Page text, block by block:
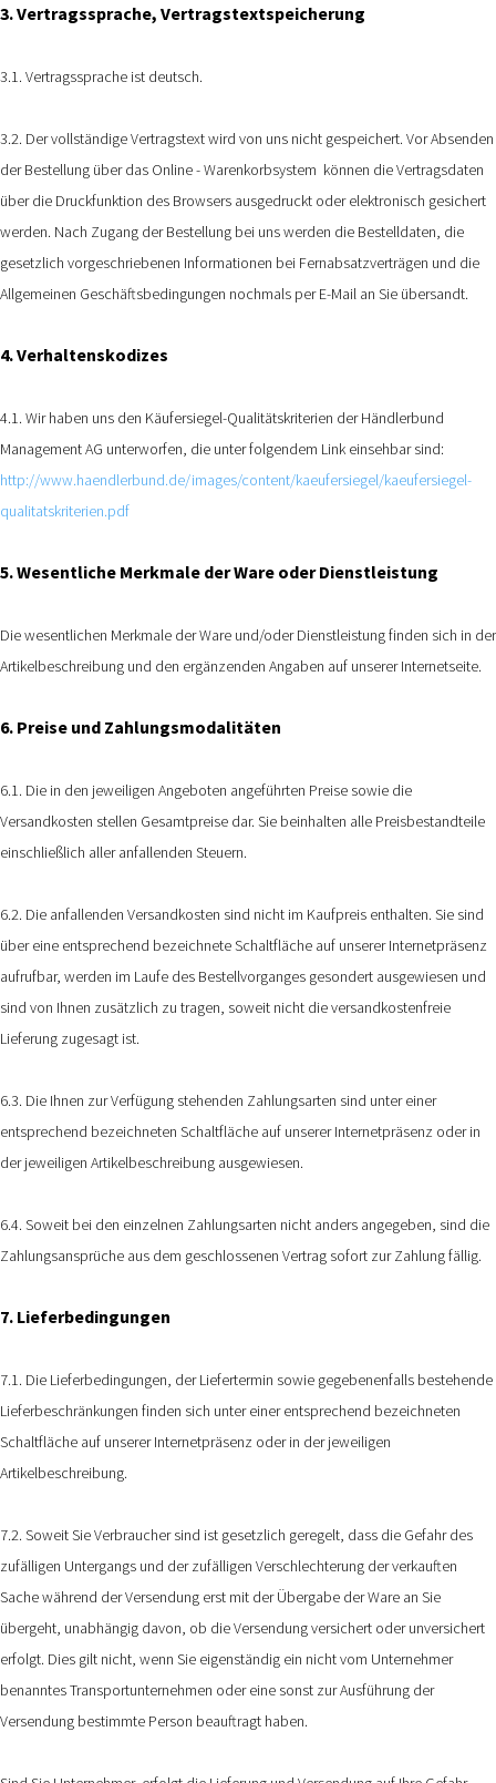
3. Vertragssprache, Vertragstextspeicherung
3.1. Vertragssprache ist deutsch.
3.2. Der vollständige Vertragstext wird von uns nicht gespeichert. Vor Absenden
der Bestellung über das Online - Warenkorbsystem können die Vertragsdaten
über die Druckfunktion des Browsers ausgedruckt oder elektronisch gesichert
werden. Nach Zugang der Bestellung bei uns werden die Bestelldaten, die
gesetzlich vorgeschriebenen Informationen bei Fernabsatzverträgen und die
Allgemeinen Geschäftsbedingungen nochmals per E-Mail an Sie übersandt.
4. Verhaltenskodizes
4.1. Wir haben uns den Käufersiegel-Qualitätskriterien der Händlerbund
Management AG unterworfen, die unter folgendem Link einsehbar sind:
http://www.haendlerbund.de/images/content/kaeufersiegel/kaeufersiegel-
qualitatskriterien.pdf
5. Wesentliche Merkmale der Ware oder Dienstleistung
Die wesentlichen Merkmale der Ware und/oder Dienstleistung finden sich in der
Artikelbeschreibung und den ergänzenden Angaben auf unserer Internetseite.
6. Preise und Zahlungsmodalitäten
6.1. Die in den jeweiligen Angeboten angeführten Preise sowie die
Versandkosten stellen Gesamtpreise dar. Sie beinhalten alle Preisbestandteile
einschließlich aller anfallenden Steuern.
6.2. Die anfallenden Versandkosten sind nicht im Kaufpreis enthalten. Sie sind
über eine entsprechend bezeichnete Schaltfläche auf unserer Internetpräsenz
aufrufbar, werden im Laufe des Bestellvorganges gesondert ausgewiesen und
sind von Ihnen zusätzlich zu tragen, soweit nicht die versandkostenfreie
Lieferung zugesagt ist.
6.3. Die Ihnen zur Verfügung stehenden Zahlungsarten sind unter einer
entsprechend bezeichneten Schaltfläche auf unserer Internetpräsenz oder in
der jeweiligen Artikelbeschreibung ausgewiesen.
6.4. Soweit bei den einzelnen Zahlungsarten nicht anders angegeben, sind die
Zahlungsansprüche aus dem geschlossenen Vertrag sofort zur Zahlung fällig.
7. Lieferbedingungen
7.1. Die Lieferbedingungen, der Liefertermin sowie gegebenenfalls bestehende
Lieferbeschränkungen finden sich unter einer entsprechend bezeichneten
Schaltfläche auf unserer Internetpräsenz oder in der jeweiligen
Artikelbeschreibung.
7.2. Soweit Sie Verbraucher sind ist gesetzlich geregelt, dass die Gefahr des
zufälligen Untergangs und der zufälligen Verschlechterung der verkauften
Sache während der Versendung erst mit der Übergabe der Ware an Sie
übergeht, unabhängig davon, ob die Versendung versichert oder unversichert
erfolgt. Dies gilt nicht, wenn Sie eigenständig ein nicht vom Unternehmer
benanntes Transportunternehmen oder eine sonst zur Ausführung der
Versendung bestimmte Person beauftragt haben.